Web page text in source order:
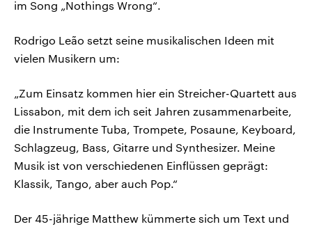
im Song „Nothings Wrong“.
Rodrigo Leão setzt seine musikalischen Ideen mit
vielen Musikern um:
„Zum Einsatz kommen hier ein Streicher-Quartett aus
Lissabon, mit dem ich seit Jahren zusammenarbeite,
die Instrumente Tuba, Trompete, Posaune, Keyboard,
Schlagzeug, Bass, Gitarre und Synthesizer. Meine
Musik ist von verschiedenen Einflüssen geprägt:
Klassik, Tango, aber auch Pop.“
Der 45-jährige Matthew kümmerte sich um Text und